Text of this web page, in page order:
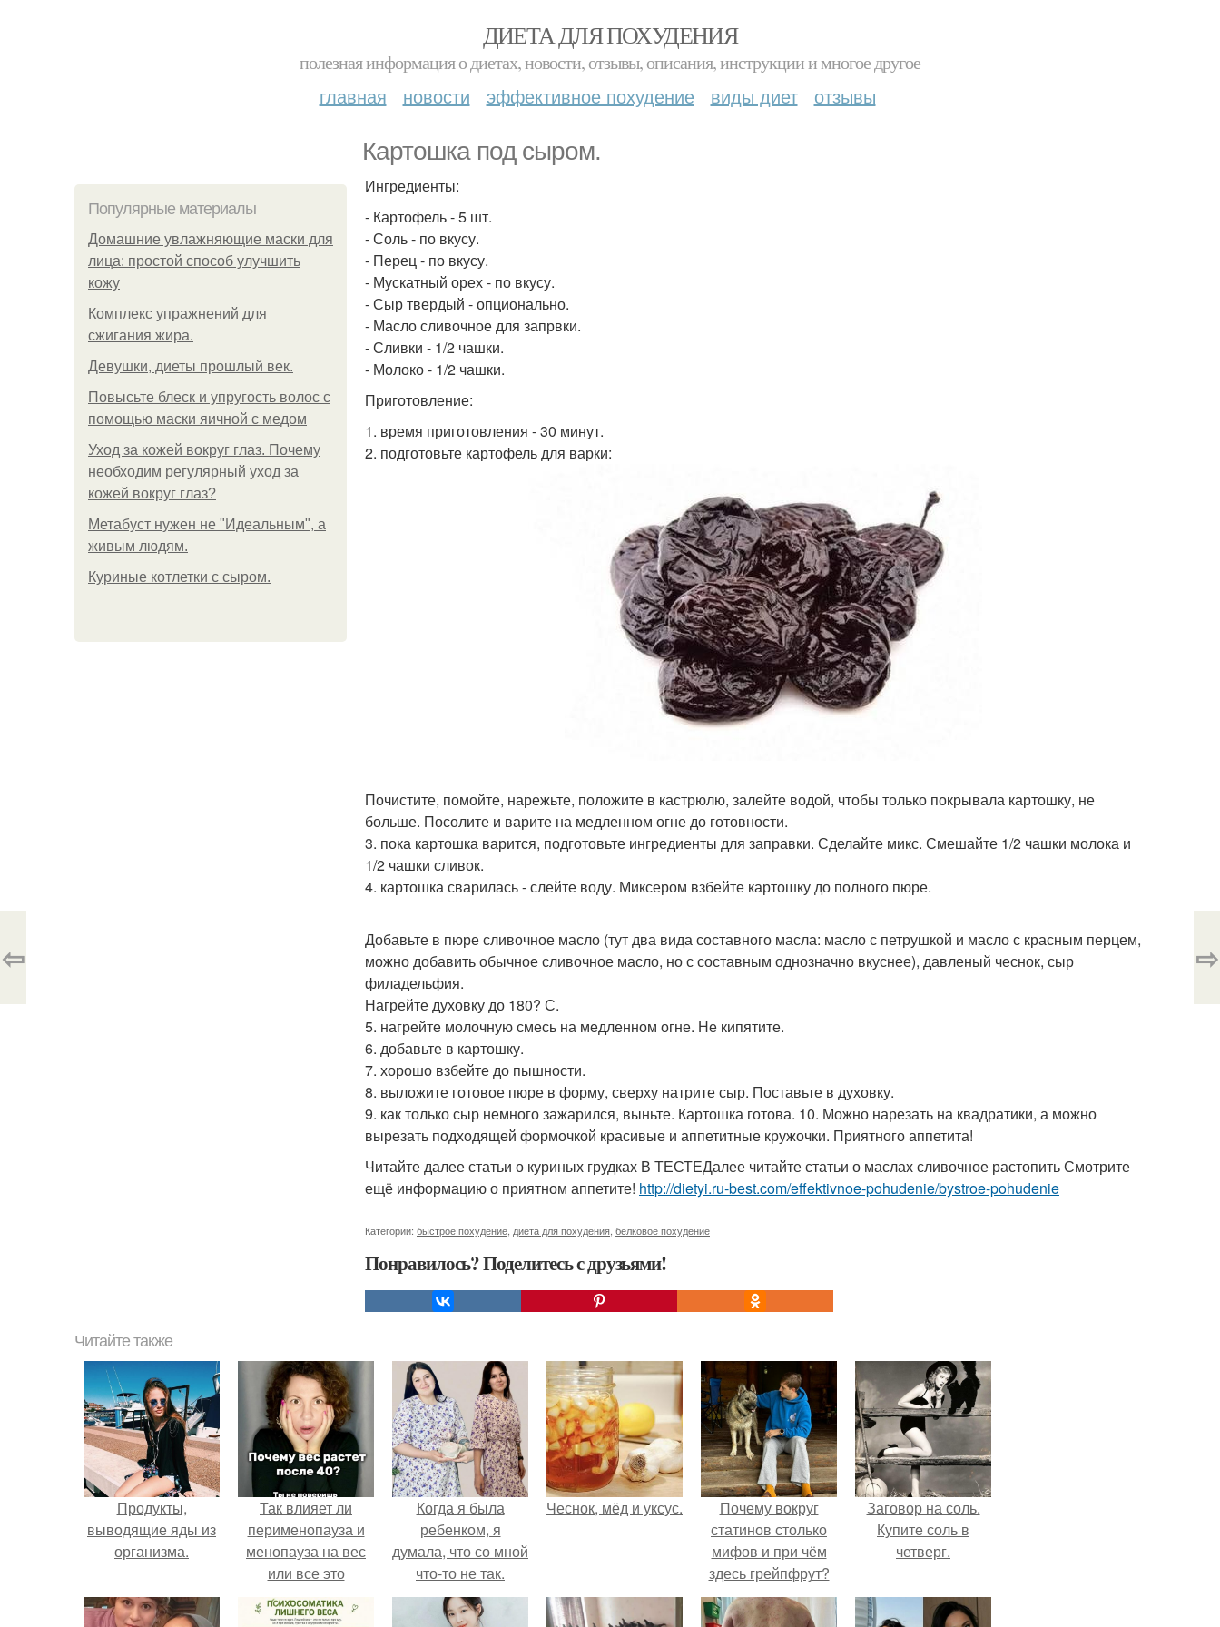
ДИЕТА ДЛЯ ПОХУДЕНИЯ
полезная информация о диетах, новости, отзывы, описания, инструкции и многое другое
главная новости эффективное похудение виды диет отзывы
Картошка под сыром.
Популярные материалы
Домашние увлажняющие маски для
лица: простой способ улучшить
кожу
Комплекс упражнений для
сжигания жира.
Девушки, диеты прошлый век.
Повысьте блеск и упругость волос с
помощью маски яичной с медом
Уход за кожей вокруг глаз. Почему
необходим регулярный уход за
кожей вокруг глаз?
Метабуст нужен не "Идеальным", а
живым людям.
Куриные котлетки с сыром.
Ингредиенты:
- Картофель - 5 шт.
- Соль - по вкусу.
- Перец - по вкусу.
- Мускатный орех - по вкусу.
- Сыр твердый - опционально.
- Масло сливочное для запрвки.
- Сливки - 1/2 чашки.
- Молоко - 1/2 чашки.
Приготовление:
1. время приготовления - 30 минут.
2. подготовьте картофель для варки:
Почистите, помойте, нарежьте, положите в кастрюлю, залейте водой, чтобы только покрывала картошку, не
больше. Посолите и варите на медленном огне до готовности.
3. пока картошка варится, подготовьте ингредиенты для заправки. Сделайте микс. Смешайте 1/2 чашки молока и
1/2 чашки сливок.
4. картошка сварилась - слейте воду. Миксером взбейте картошку до полного пюре.
Добавьте в пюре сливочное масло (тут два вида составного масла: масло с петрушкой и масло с красным перцем,
можно добавить обычное сливочное масло, но с составным однозначно вкуснее), давленый чеснок, сыр
филадельфия.
Нагрейте духовку до 180? С.
5. нагрейте молочную смесь на медленном огне. Не кипятите.
6. добавьте в картошку.
7. хорошо взбейте до пышности.
8. выложите готовое пюре в форму, сверху натрите сыр. Поставьте в духовку.
9. как только сыр немного зажарился, выньте. Картошка готова. 10. Можно нарезать на квадратики, а можно
вырезать подходящей формочкой красивые и аппетитные кружочки. Приятного аппетита!
Читайте далее статьи о куриных грудках В ТЕСТЕДалее читайте статьи о маслах сливочное растопить Смотрите
ещё информацию о приятном аппетите! http://dietyi.ru-best.com/effektivnoe-pohudenie/bystroe-pohudenie
Категории: быстрое похудение диета для похудения белковое похудение
Понравилось? Поделитесь с друзьями!
⇦ ⇨
Читайте также
Продукты,
выводящие яды из
организма.
Так влияет ли
перименопауза и
менопауза на вес
или все это
ерунда?
Когда я была
ребенком, я
думала, что со мной
что-то не так.
Чеснок, мёд и уксус.
Почему вокруг
статинов столько
мифов и при чём
здесь грейпфрут?
Заговор на соль.
Купите соль в
четверг.